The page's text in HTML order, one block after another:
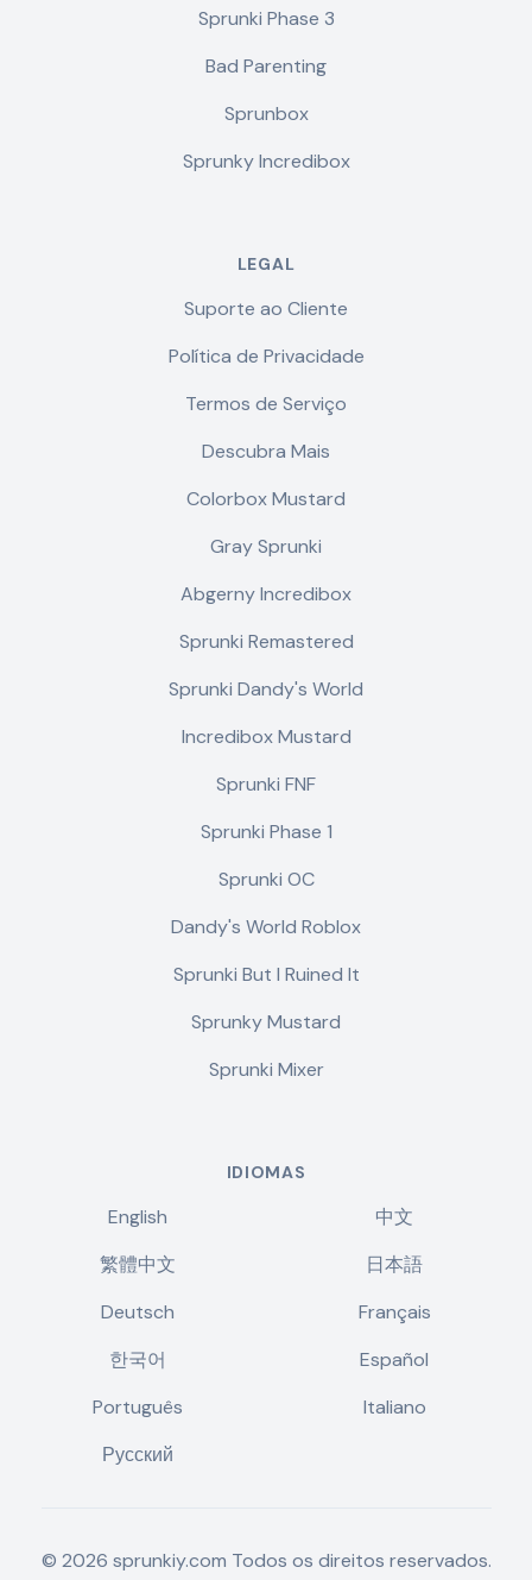
Sprunki Phase 3
Bad Parenting
Sprunbox
Sprunky Incredibox
LEGAL
Suporte ao Cliente
Política de Privacidade
Termos de Serviço
Descubra Mais
Colorbox Mustard
Gray Sprunki
Abgerny Incredibox
Sprunki Remastered
Sprunki Dandy's World
Incredibox Mustard
Sprunki FNF
Sprunki Phase 1
Sprunki OC
Dandy's World Roblox
Sprunki But I Ruined It
Sprunky Mustard
Sprunki Mixer
IDIOMAS
English
中文
繁體中文
日本語
Deutsch
Français
한국어
Español
Português
Italiano
Русский
© 2026 sprunkiy.com Todos os direitos reservados.